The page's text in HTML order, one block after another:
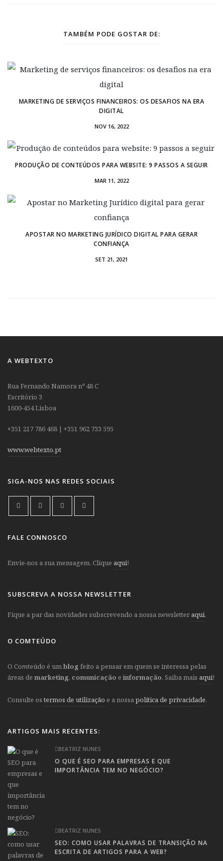
TAMBÉM PODE GOSTAR DE:
MARKETING DE SERVIÇOS FINANCEIROS: OS DESAFIOS NA ERA
DIGITAL
NOV 16, 2022
PRODUÇÃO DE CONTEÚDOS PARA WEBSITE: 9 PASSOS A SEGUIR
MAR 11, 2022
APOSTAR NO MARKETING JURÍDICO DIGITAL PARA GERAR
CONFIANÇA
SET 21, 2021
A WEBTEXTO
Rua Fernando Namora nº 48 C
Escritório 3
1600-454 Lisboa
+351 217 786 468 | +351 962 733 595
www.webtexto.pt
SIGA-NOS NAS REDES SOCIAIS
FALE CONNOSCO
Envie-nos a sua mensagem. Clique aqui!
SUBSCREVA A NOSSA NEWSLETTER
Fique a par das novidades subscrevendo a nossa newsletter aqui.
O COMTEÚDO
O Comteúdo é umblog feito a pensar em quem se interessa pelas
áreas de marketing, comunicação e informação. Saiba mais aqui!
Consulte ostermos de utilização e a nossapolítica de privacidade.
ARTIGOS MAIS RECENTES:
BEATRIZ NUNES
O QUE É SEO PARA EMPRESAS E QUE
IMPORTÂNCIA TEM NO NEGÓCIO?
BEATRIZ NUNES
SEO: COMO USAR PALAVRAS DE TRANSIÇÃO NA
ESCRITA DE ARTIGOS PARA A WEB?